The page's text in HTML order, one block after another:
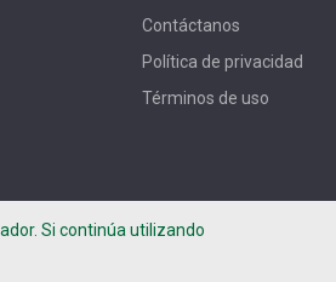
Si continúa utilizando
Contáctanos
Política de privacidad
Términos de uso